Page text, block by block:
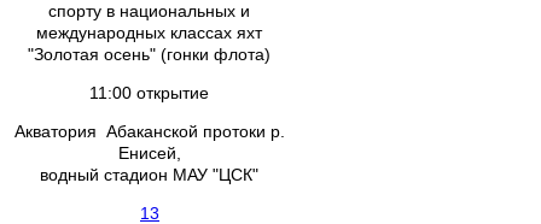
спорту в национальных и
международных классах яхт
"Золотая осень" (гонки флота)
11:00 открытие
Акватория Абаканской протоки р.
Енисей,
водный стадион МАУ "ЦСК"
13